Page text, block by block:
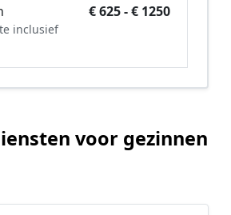
inclusief
€ 625 - € 1250
voor gezinnen